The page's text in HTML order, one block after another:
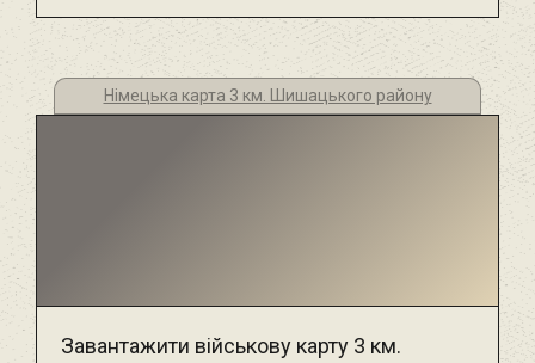
Німецька карта 3 км. Шишацького району
Завантажити військову карту 3 км.